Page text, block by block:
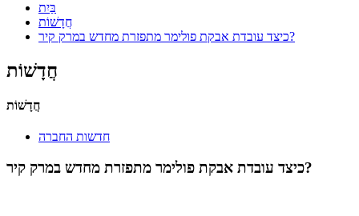
בַּיִת
חֲדָשׁוֹת
כיצד עובדת אבקת פולימר מתפזרת מחדש במרק קיר?
חֲדָשׁוֹת
חֲדָשׁוֹת
חדשות החברה
כיצד עובדת אבקת פולימר מתפזרת מחדש במרק קיר?